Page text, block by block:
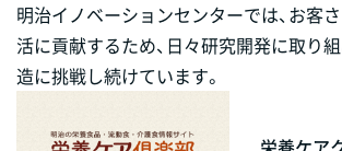
明治イノベーションセンターでは、お客
活に貢献するため、日々研究開発に取り
造に挑戦し続けています。